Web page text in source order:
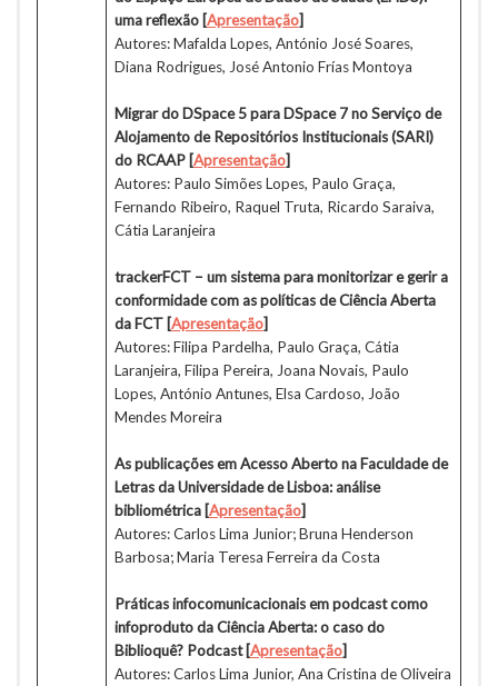
uma reflexão [Apresentação]
Autores: Mafalda Lopes, António José Soares,
Diana Rodrigues, José Antonio Frías Montoya
Migrar do DSpace 5 para DSpace 7 no Serviço de
Alojamento de Repositórios Institucionais (SARI)
do RCAAP [Apresentação]
Autores: Paulo Simões Lopes, Paulo Graça,
Fernando Ribeiro, Raquel Truta, Ricardo Saraiva,
Cátia Laranjeira
trackerFCT – um sistema para monitorizar e gerir a
conformidade com as políticas de Ciência Aberta
da FCT [Apresentação]
Autores: Filipa Pardelha, Paulo Graça, Cátia
Laranjeira, Filipa Pereira, Joana Novais, Paulo
Lopes, António Antunes, Elsa Cardoso, João
Mendes Moreira
As publicações em Acesso Aberto na Faculdade de
Letras da Universidade de Lisboa: análise
bibliométrica [Apresentação]
Autores: Carlos Lima Junior; Bruna Henderson
Barbosa; Maria Teresa Ferreira da Costa
Práticas infocomunicacionais em podcast como
infoproduto da Ciência Aberta: o caso do
Biblioquê? Podcast [Apresentação]
Autores: Carlos Lima Junior, Ana Cristina de Oliveira